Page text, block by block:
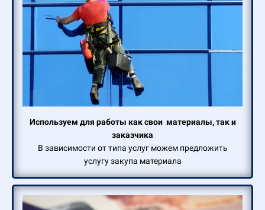
Используем для работы как свои материалы, так и
заказчика
В зависимости от типа услуг можем предложить
услугу закупа материала